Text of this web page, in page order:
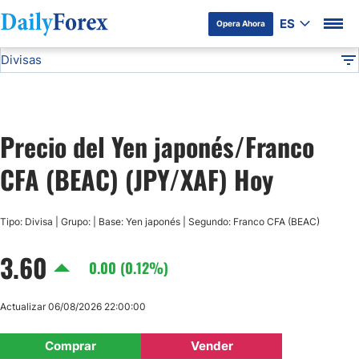
Opera Ahora ES
Divulgación del Anunciante
Divisas
USD/JPY
GBP/USD
AUD/USD
Precio del Yen japonés/Franco
CFA (BEAC) (JPY/XAF) Hoy
Tipo: Divisa | Grupo: | Base: Yen japonés | Segundo: Franco CFA (BEAC)
3.60 0.00 (0.12%)
Comprar Vender
Actualizar 06/08/2026 22:00:00